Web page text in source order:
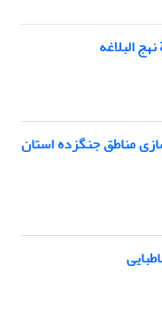
البلاغه
مناطق جنگزده استان